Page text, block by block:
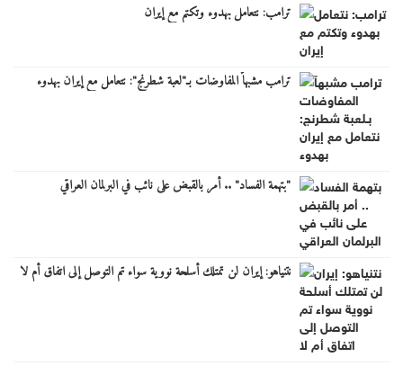
ترامب: نتعامل بهدوء وتكتم مع إيران
ترامب مشبهاً المفاوضات بـ"لعبة شطرنج": نتعامل مع إيران بهدوء
"بتهمة الفساد" .. أمر بالقبض على نائب في البرلمان العراقي
نتنياهو: إيران لن تمتلك أسلحة نووية سواء تم التوصل إلى اتفاق أم لا